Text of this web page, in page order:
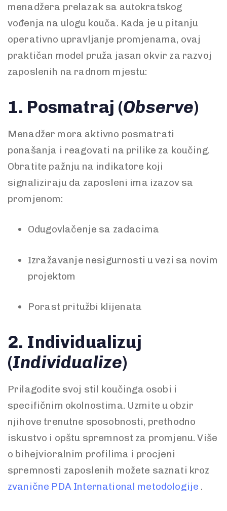
menadžera prelazak sa autokratskog
vođenja na ulogu kouča. Kada je u pitanju
operativno upravljanje promjenama, ovaj
praktičan model pruža jasan okvir za razvoj
zaposlenih na radnom mjestu:
1. Posmatraj (Observe)
Menadžer mora aktivno posmatrati
ponašanja i reagovati na prilike za koučing.
Obratite pažnju na indikatore koji
signaliziraju da zaposleni ima izazov sa
promjenom:
Odugovlačenje sa zadacima
Izražavanje nesigurnosti u vezi sa novim
projektom
Porast pritužbi klijenata
2. Individualizuj
(Individualize)
Prilagodite svoj stil koučinga osobi i
specifičnim okolnostima. Uzmite u obzir
njihove trenutne sposobnosti, prethodno
iskustvo i opštu spremnost za promjenu. Više
o bihejvioralnim profilima i procjeni
spremnosti zaposlenih možete saznati kroz
zvanične PDA International metodologije .